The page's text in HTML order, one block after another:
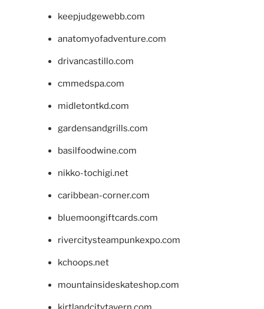
keepjudgewebb.com
anatomyofadventure.com
drivancastillo.com
cmmedspa.com
midletontkd.com
gardensandgrills.com
basilfoodwine.com
nikko-tochigi.net
caribbean-corner.com
bluemoongiftcards.com
rivercitysteampunkexpo.com
kchoops.net
mountainsideskateshop.com